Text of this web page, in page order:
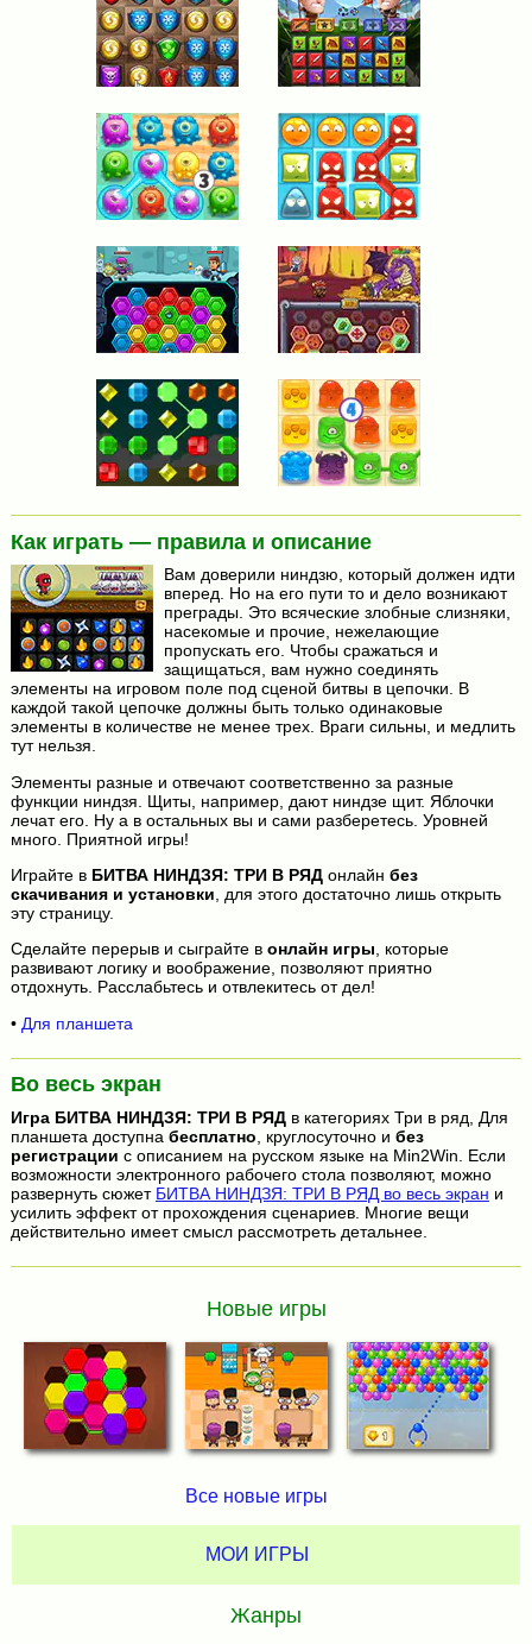
Как играть — правила и описание
Вам доверили ниндзю, который должен идти
вперед. Но на его пути то и дело возникают
преграды. Это всяческие злобные слизняки,
насекомые и прочие, нежелающие
пропускать его. Чтобы сражаться и
защищаться, вам нужно соединять
элементы на игровом поле под сценой битвы в цепочки. В
каждой такой цепочке должны быть только одинаковые
элементы в количестве не менее трех. Враги сильны, и медлить
тут нельзя.
Элементы разные и отвечают соответственно за разные
функции ниндзя. Щиты, например, дают ниндзе щит. Яблочки
лечат его. Ну а в остальных вы и сами разберетесь. Уровней
много. Приятной игры!
Играйте в БИТВА НИНДЗЯ: ТРИ В РЯДонлайн без
скачивания и установки , для этого достаточно лишь открыть
эту страницу.
Сделайте перерыв и сыграйте в онлайн игры, которые
развивают логику и воображение, позволяют приятно
отдохнуть. Расслабьтесь и отвлекитесь от дел!
• Для планшета
Во весь экран
Игра БИТВА НИНДЗЯ: ТРИ В РЯДв категориях Три в ряд, Для
планшета доступна бесплатно , круглосуточно и без
регистрации с описанием на русском языке на Min2Win. Если
возможности электронного рабочего стола позволяют, можно
развернуть сюжет БИТВА НИНДЗЯ: ТРИ В РЯД во весь экран и
усилить эффект от прохождения сценариев. Многие вещи
действительно имеет смысл рассмотреть детальнее.
Новые игры
Все новые игры
МОИ ИГРЫ
Жанры